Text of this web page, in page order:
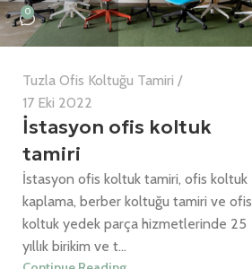
0
Tuzla Ofis Koltuğu Tamiri
17 Eki 2022
İstasyon ofis koltuk
tamiri
İstasyon ofis koltuk tamiri, ofis koltuk
kaplama, berber koltuğu tamiri ve ofis
koltuk yedek parça hizmetlerinde 25
yıllık birikim ve t...